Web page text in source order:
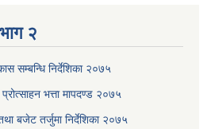
२
सम्बन्धि निर्देशिका २०७५
प्रोत्साहन भत्ता मापदण्ड २०७५
बजेट तर्जुमा निर्देशिका २०७५